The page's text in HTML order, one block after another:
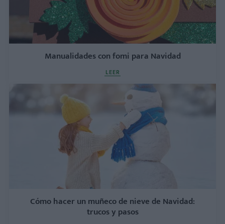
Manualidades con fomi para Navidad
LEER
Cómo hacer un muñeco de nieve de Navidad:
trucos y pasos